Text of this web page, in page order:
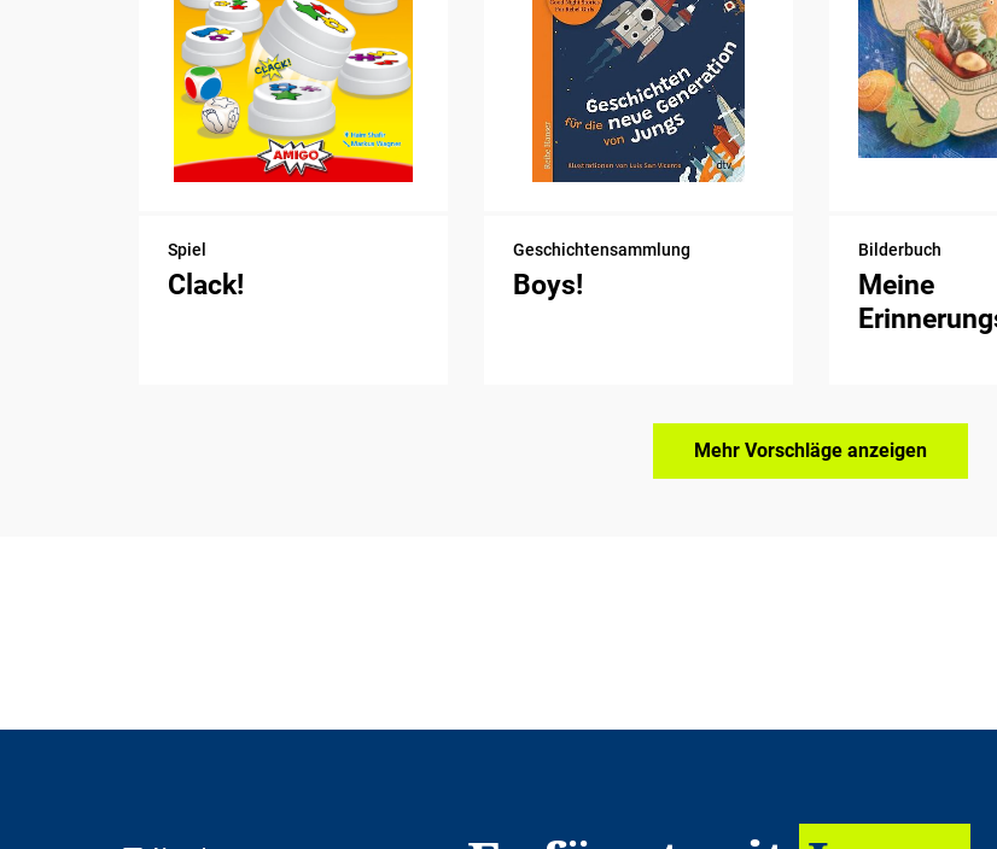
Spiel
Clack!
Geschichtensammlung
Boys!
Bilderbuch
Meine
Mehr Vorschläge anzeigen